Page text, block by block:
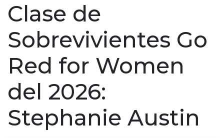
Clase de
Sobrevivientes Go
Red for Women
del 2026:
Stephanie Austin